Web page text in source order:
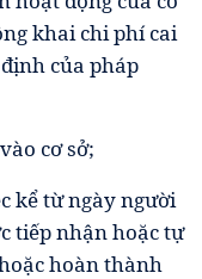
khai chi phí cai
của pháp
cơ sở;
kể từ ngày người
tiếp nhận hoặc tự
hoàn thành